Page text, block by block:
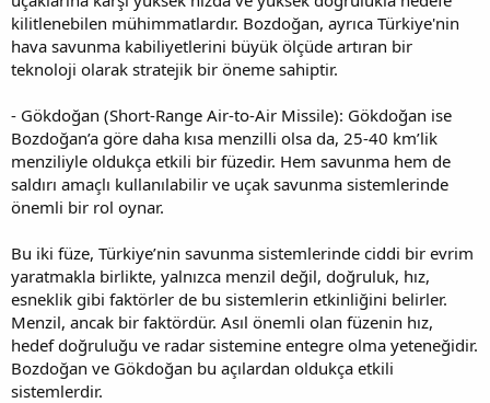
kilitlenebilen mühimmatlardır. Bozdoğan, ayrıca Türkiye'nin
hava savunma kabiliyetlerini büyük ölçüde artıran bir
teknoloji olarak stratejik bir öneme sahiptir.
- Gökdoğan (Short-Range Air-to-Air Missile): Gökdoğan ise
Bozdoğan’a göre daha kısa menzilli olsa da, 25-40 km’lik
menziliyle oldukça etkili bir füzedir. Hem savunma hem de
saldırı amaçlı kullanılabilir ve uçak savunma sistemlerinde
önemli bir rol oynar.
Bu iki füze, Türkiye’nin savunma sistemlerinde ciddi bir evrim
yaratmakla birlikte, yalnızca menzil değil, doğruluk, hız,
esneklik gibi faktörler de bu sistemlerin etkinliğini belirler.
Menzil, ancak bir faktördür. Asıl önemli olan füzenin hız,
hedef doğruluğu ve radar sistemine entegre olma yeteneğidir.
Bozdoğan ve Gökdoğan bu açılardan oldukça etkili
sistemlerdir.